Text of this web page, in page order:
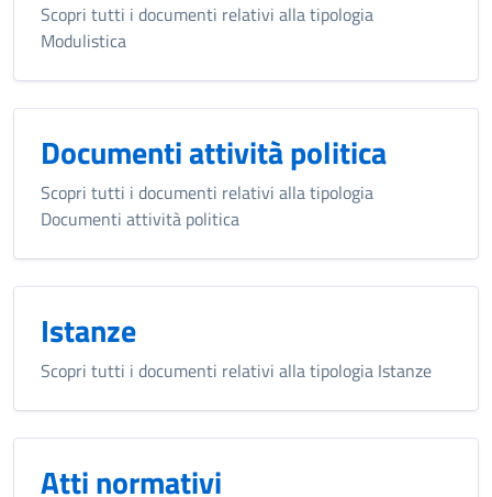
Scopri tutti i documenti relativi alla tipologia
Modulistica
Documenti attività politica
Scopri tutti i documenti relativi alla tipologia
Documenti attività politica
Istanze
Scopri tutti i documenti relativi alla tipologia Istanze
Atti normativi